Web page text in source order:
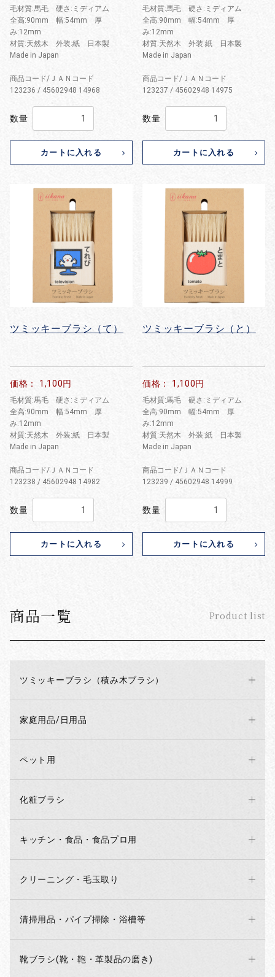
商品一覧 Product list
ツミッキーブラシ（積み木ブラシ）
家庭用品/日用品
ペット用
化粧ブラシ
キッチン・食品・食品プロ用
クリーニング・毛玉取り
清掃用品・パイプ掃除・浴槽等
靴ブラシ(靴・鞄・革製品の磨き)
毛材質:馬毛 硬さ:ミディアム
全高:90mm 幅:54mm 厚
み:12mm
材質:天然木 外装:紙 日本製
Made in Japan
商品コード/ＪＡＮコード
123236 / 45602948 14968
数量
カートに入れる
毛材質:馬毛 硬さ:ミディアム
全高:90mm 幅:54mm 厚
み:12mm
材質:天然木 外装:紙 日本製
Made in Japan
商品コード/ＪＡＮコード
123237 / 45602948 14975
数量
カートに入れる
ツミッキーブラシ（て）
価格： 1,100円
毛材質:馬毛 硬さ:ミディアム
全高:90mm 幅:54mm 厚
み:12mm
材質:天然木 外装:紙 日本製
Made in Japan
商品コード/ＪＡＮコード
123238 / 45602948 14982
数量
カートに入れる
ツミッキーブラシ（と）
価格： 1,100円
毛材質:馬毛 硬さ:ミディアム
全高:90mm 幅:54mm 厚
み:12mm
材質:天然木 外装:紙 日本製
Made in Japan
商品コード/ＪＡＮコード
123239 / 45602948 14999
数量
カートに入れる